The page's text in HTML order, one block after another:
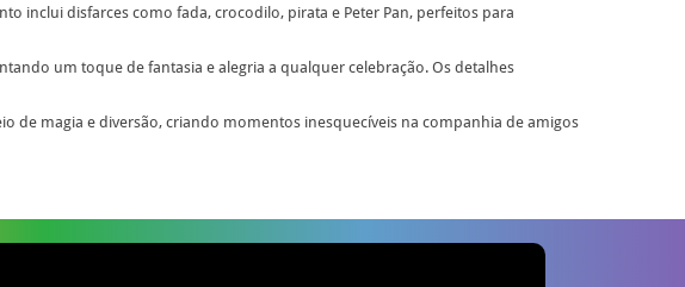
inclui disfarces como fada, crocodilo, pirata e Peter Pan, perfeitos para
um toque de fantasia e alegria a qualquer celebração. Os detalhes
de magia e diversão, criando momentos inesquecíveis na companhia de amigos